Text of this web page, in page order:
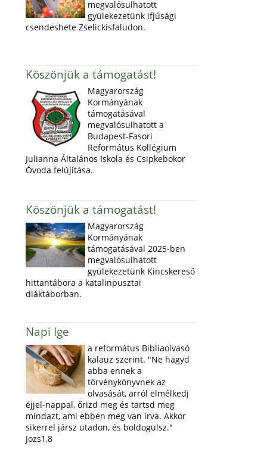
megvalósulhatott
gyülekezetünk ifjúsági
csendeshete Zselickisfaludon.
Köszönjük a támogatást!
Magyarország
Kormányának
támogatásával
megvalósulhatott a
Budapest-Fasori
Református Kollégium
Julianna Általános Iskola és Csipkebokor
Óvoda felújítása.
Köszönjük a támogatást!
Magyarország
Kormányának
támogatásával 2025-ben
megvalósulhatott
gyülekezetünk Kincskereső
hittantábora a katalinpusztai
diáktáborban.
Napi Ige
a református Bibliaolvasó
kalauz szerint. "Ne hagyd
abba ennek a
törvénykönyvnek az
olvasását, arról elmélkedj
éjjel-nappal, őrizd meg és tartsd meg
mindazt, ami ebben meg van írva. Akkor
sikerrel jársz utadon, és boldogulsz."
Jozs1,8